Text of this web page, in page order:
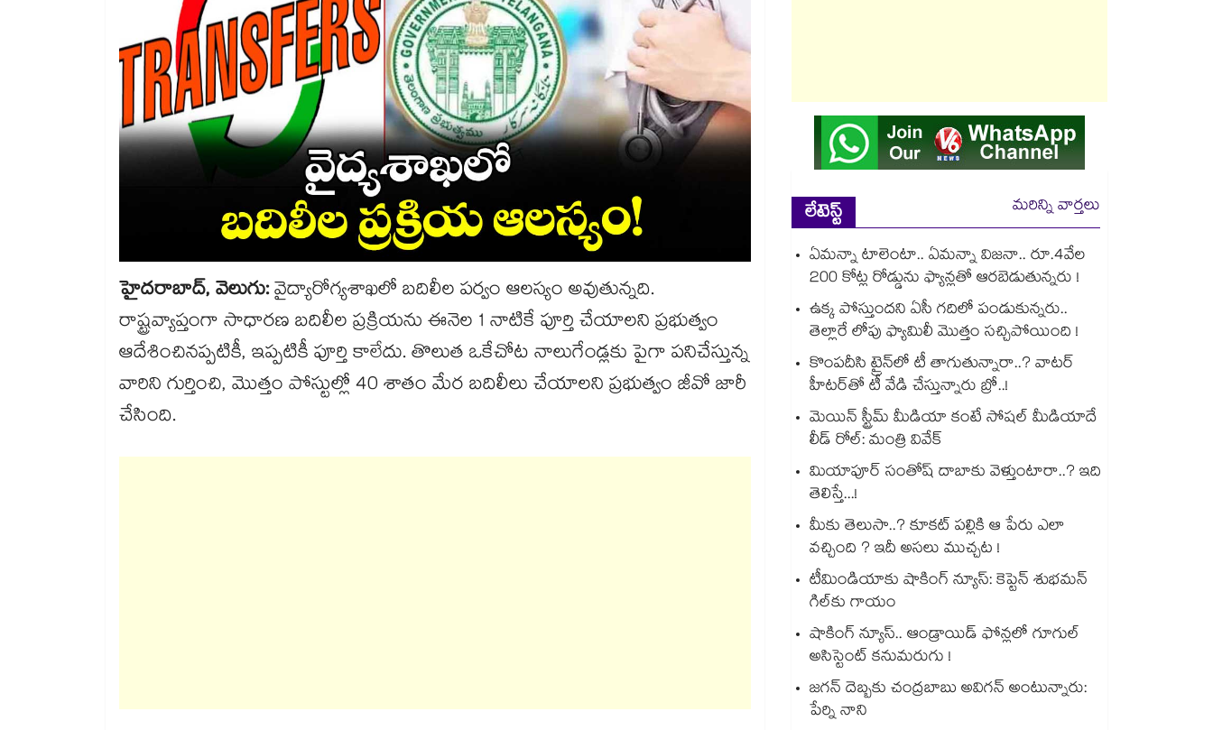
హైదరాబాద్, వెలుగు:వైద్యారోగ్యశాఖలో బదిలీల పర్వం ఆలస్యం అవుతున్నది.
రాష్ట్రవ్యాప్తంగా సాధారణ బదిలీల ప్రక్రియను ఈనెల 1 నాటికే పూర్తి చేయాలని ప్రభుత్వం
ఆదేశించినప్పటికీ, ఇప్పటికీ పూర్తి కాలేదు. తొలుత ఒకేచోట నాలుగేండ్లకు పైగా పనిచేస్తున్న
వారిని గుర్తించి, మొత్తం పోస్టుల్లో 40 శాతం మేర బదిలీలు చేయాలని ప్రభుత్వం జీవో జారీ
చేసింది.
లేటెస్ట్
మరిన్ని వార్తలు
ఏమన్నా టాలెంటా.. ఏమన్నా విజనా.. రూ.4వేల
200 కోట్ల రోడ్డును ఫ్యాన్లతో ఆరబెడుతున్నరు !
ఉక్క పోస్తుందని ఏసీ గదిలో పండుకున్నరు..
తెల్లారే లోపు ఫ్యామిలీ మొత్తం సచ్చిపోయింది !
కొంపదీసి ట్రైన్⁬లో టీ తాగుతున్నారా..? వాటర్
హీటర్⁭⁭తో టీ వేడి చేస్తున్నారు బ్రో..!
మెయిన్ స్ట్రీమ్ మీడియా కంటే సోషల్ మీడియాదే
లీడ్ రోల్: మంత్రి వివేక్
మియాపూర్ సంతోష్ దాబాకు వెళ్తుంటారా..? ఇది
తెలిస్తే...!
మీకు తెలుసా..? కూకట్ పల్లికి ఆ పేరు ఎలా
వచ్చింది ? ఇదీ అసలు ముచ్చట !
టీమిండియాకు షాకింగ్ న్యూస్: కెప్టెన్ శుభమన్
గిల్‎కు గాయం
షాకింగ్ న్యూస్.. ఆండ్రాయిడ్ ఫోన్లలో గూగుల్
అసిస్టెంట్ కనుమరుగు !
జగన్ దెబ్బకు చంద్రబాబు అవిగన్ అంటున్నారు:
పేర్ని నాని